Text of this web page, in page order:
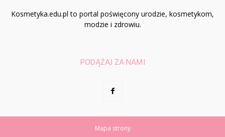
Kosmetyka.edu.pl to portal poświęcony urodzie, kosmetykom,
modzie i zdrowiu.
PODĄŻAJ ZA NAMI
Mapa strony